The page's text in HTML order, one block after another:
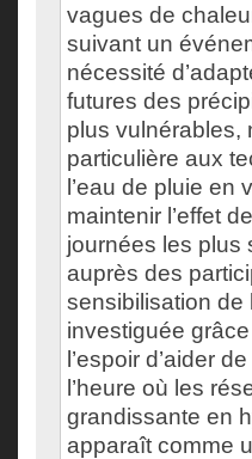
vagues de
suivant un
nécessité
futures des
plus vulnérables,
particulière aux
l’eau de pluie en
maintenir l’effet
journées les plus
auprès des
sensibilisation de
investiguée
l’espoir d’aider
l’heure où les
grandissante en
apparaît comme